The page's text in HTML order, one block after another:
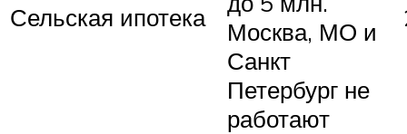
Сельская ипотека
Москва, МО и
Санкт
Петербург не
работают